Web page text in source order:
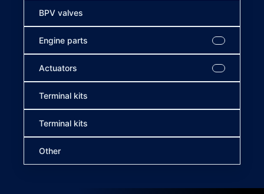
BPV valves
Engine parts
Actuators
Terminal kits
Terminal kits
Other